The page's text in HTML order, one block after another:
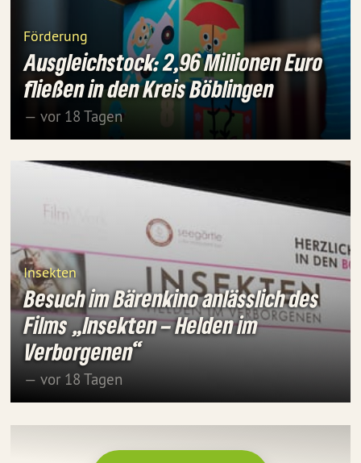
Förderung
Ausgleichstock: 2,96 Millionen Euro
fließen in den Kreis Böblingen
— vor 18 Tagen
Insekten
Besuch im Bärenkino anlässlich des
Films „Insekten – Helden im
Verborgenen“
— vor 18 Tagen